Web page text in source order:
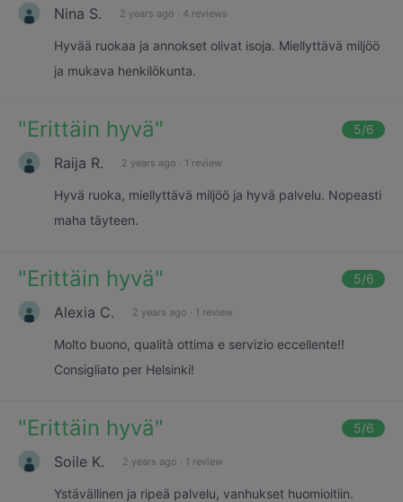
Nina S. 2 years ago · 4 reviews
Hyvää ruokaa ja annokset olivat isoja. Miellyttävä miljöö
ja mukava henkilökunta.
"Erittäin hyvä" 5/6
Raija R. 2 years ago · 1 review
Hyvä ruoka, miellyttävä miljöö ja hyvä palvelu. Nopeasti
maha täyteen.
"Erittäin hyvä" 5/6
Alexia C. 2 years ago · 1 review
Molto buono, qualità ottima e servizio eccellente!!
Consigliato per Helsinki!
"Erittäin hyvä" 5/6
Soile K. 2 years ago · 1 review
Ystävällinen ja ripeä palvelu, vanhukset huomioitiin.